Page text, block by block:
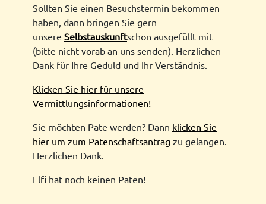
Sollten Sie einen Besuchstermin bekommen
haben, dann bringen Sie gern
unsere Selbstauskunftschon ausgefüllt mit
(bitte nicht vorab an uns senden). Herzlichen
Dank für Ihre Geduld und Ihr Verständnis.
Klicken Sie hier für unsere
Vermittlungsinformationen!
Sie möchten Pate werden? Dann klicken Sie
hier um zum Patenschaftsantrag zu gelangen.
Herzlichen Dank.
Elfi hat noch keinen Paten!